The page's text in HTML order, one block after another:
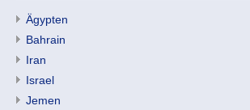
Kontakt
Ägypten
Bahrain
Iran
Israel
Jemen